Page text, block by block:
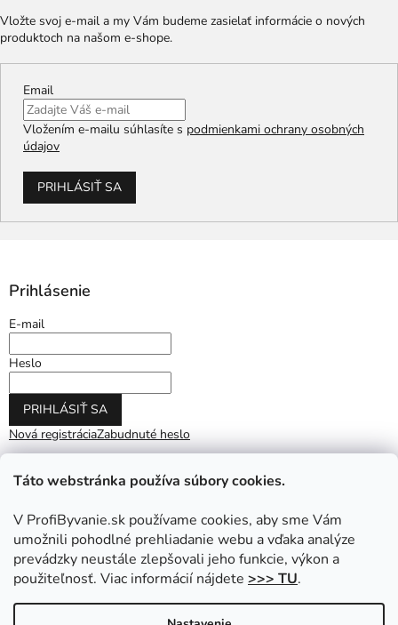
Táto webstránka používa súbory cookies.
V ProfiByvanie.sk používame cookies, aby sme Vám
umožnili pohodlné prehliadanie webu a vďaka analýze
prevádzky neustále zlepšovali jeho funkcie, výkon a
použiteľnosť. Viac informácií nájdete >>> TU.
Vložte svoj e-mail a my Vám budeme zasielať informácie o nových
produktoch na našom e-shope.
Email
Vložením e-mailu súhlasíte s podmienkami ochrany osobných
údajov
PRIHLÁSIŤ SA
Prihlásenie
E-mail
Heslo
PRIHLÁSIŤ SA
Nová registráciaZabudnuté heslo